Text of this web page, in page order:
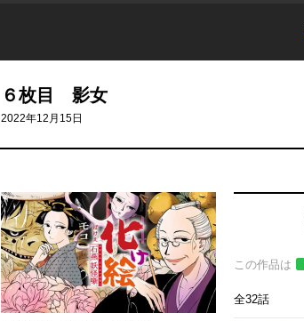
６枚目 影女
2022年12月15日
この作品は
全32話